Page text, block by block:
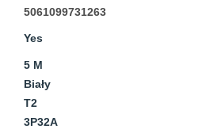
5061099731263
Yes
5 M
Biały
T2
3P32A